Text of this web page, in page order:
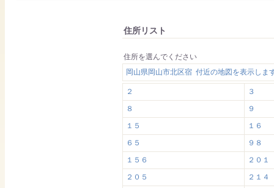
住所リスト
住所を選んでください
岡山県岡山市北区宿 付近の地図を表示しま
２
３
８
９
１５
１６
６５
９８
１５６
２０１
２０５
２１４